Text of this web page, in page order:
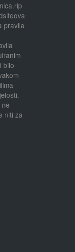
pravila
bilo
niti za